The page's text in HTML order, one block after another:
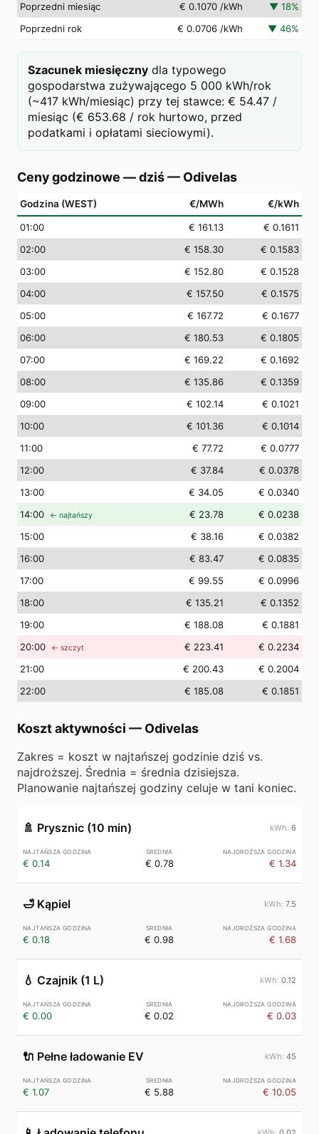
Poprzedni miesiąc
€ 0.1070 /kWh ▼ 18%
Poprzedni rok
€ 0.0706 /kWh ▼ 46%
Szacunek miesięczny dla typowego
gospodarstwa zużywającego 5 000 kWh/rok
(~417 kWh/miesiąc) przy tej stawce: € 54.47 /
miesiąc (€ 653.68 / rok hurtowo, przed
podatkami i opłatami sieciowymi).
Ceny godzinowe — dziś— Odivelas
Godzina (WEST) €/MWh €/kWh
01:00 € 161.13
€ 0.1611
02:00 € 158.30
€ 0.1583
03:00 € 152.80
€ 0.1528
04:00 € 157.50
€ 0.1575
05:00 € 167.72
€ 0.1677
06:00 € 180.53
€ 0.1805
07:00 € 169.22
€ 0.1692
08:00 € 135.86
€ 0.1359
09:00 € 102.14
€ 0.1021
10:00 € 101.36
€ 0.1014
11:00 € 77.72
€ 0.0777
12:00 € 37.84
€ 0.0378
13:00 € 34.05
€ 0.0340
14:00 ← najtańszy € 23.78
€ 0.0238
15:00 € 38.16
€ 0.0382
16:00 € 83.47
€ 0.0835
17:00 € 99.55
€ 0.0996
18:00 € 135.21
€ 0.1352
19:00 € 188.08
€ 0.1881
20:00 ← szczyt € 223.41
€ 0.2234
21:00 € 200.43
€ 0.2004
22:00 € 185.08 € 0.1851
Koszt aktywności — Odivelas
Zakres = koszt w najtańszej godzinie dziś vs.
najdroższej. Średnia = średnia dzisiejsza.
Planowanie najtańszej godziny celuje w tani koniec.
🚿 Prysznic (10 min) 6
€ 0.14 € 0.78 € 1.34
🛁 Kąpiel 7.5
€ 0.18 € 0.98 € 1.68
💧 Czajnik (1 L) 0.12
€ 0.00 € 0.02 € 0.03
🔌 Pełne ładowanie EV 45
€ 1.07 € 5.88 € 10.05